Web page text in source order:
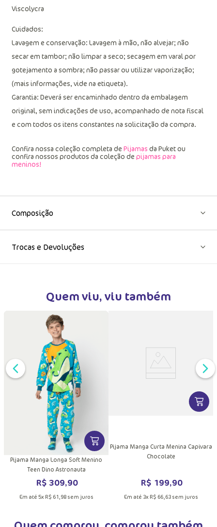
Viscolycra
Cuidados:
Lavagem e conservação: Lavagem à mão, não alvejar; não
secar em tambor; não limpar a seco; secagem em varal por
gotejamento a sombra; não passar ou utilizar vaporização;
(mais informações, vide na etiqueta).
Garantia: Deverá ser encaminhado dentro da embalagem
original, sem indicações de uso, acompanhado de nota fiscal
e com todos os itens constantes na solicitação da compra.
Confira nossa coleção completa de Pijamas da Puket ou
confira nossos produtos da coleção de pijamas para
meninos!
Composição
Trocas e Devoluções
Quem viu, viu também
INFORMAÇÕES DO PRODUTO
VER MAIS INFORMAÇÕES DO
Pijama Manga Longa Soft Menino
Teen Dino Astronauta
R$ 309,90
Em até 5x R$ 61,98sem juros
VER
Pijama Manga Curta Menina Capivara
Chocolate
R$ 199,90
Em até 3x R$ 66,63sem juros